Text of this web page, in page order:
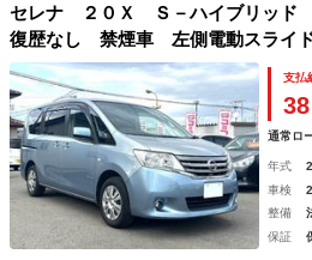
セレナ ２０Ｘ Ｓ－ハイブリッ
復歴なし 禁煙車 左側電動スライ
難防止システム 衝突安全ボディ
ング
支払
38
通常ロ
年式
車検
整備
保証